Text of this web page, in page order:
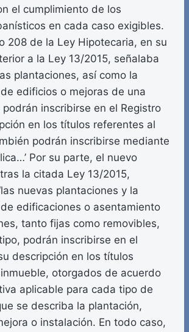
el cumplimiento de los
en cada caso exigibles.
208 de la Ley Hipotecaria, en su
a la Ley 13/2015, señalaba
plantaciones, así como la
edificios o mejoras de una
inscribirse en el Registro
en los títulos referentes al
podrán inscribirse mediante
Por su parte, el nuevo
la citada Ley 13/2015,
nuevas plantaciones y la
edificaciones o asentamiento
tanto fijas como removibles,
podrán inscribirse en el
descripción en los títulos
otorgados de acuerdo
aplicable para cada tipo de
se describa la plantación,
o instalación. En todo caso,